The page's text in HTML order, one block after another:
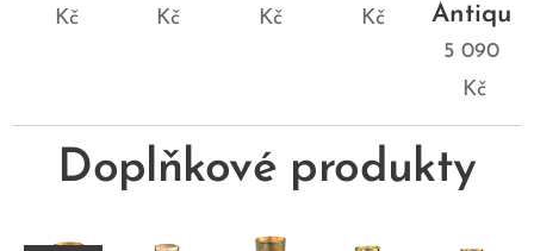
Kč
Kč
Kč
Kč
Antique
5 090
Kč
Doplňkové produkty